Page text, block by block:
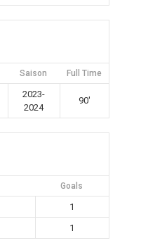
Saison Full Time
2023-
2024
90'
Goals
1
1